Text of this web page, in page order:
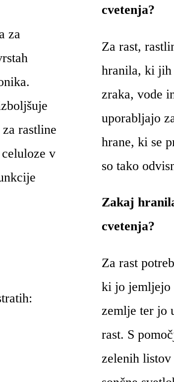
za
rastline
v
cvetenja?
Za rast,
hranila, ki
zraka, vode
uporabljajo
hrane, ki se
so tako
Zakaj
cvetenja?
Za rast
ki jo jemljejo
zemlje ter jo
rast. S
zelenih